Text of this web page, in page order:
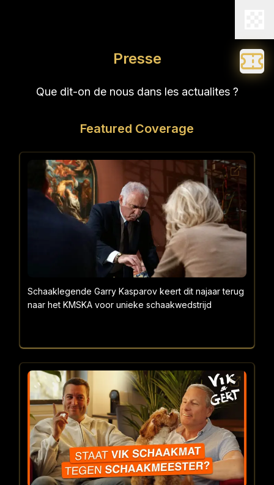
Presse
Que dit-on de nous dans les actualites ?
Featured Coverage
Schaaklegende Garry Kasparov keert dit najaar terug
naar het KMSKA voor unieke schaakwedstrijd